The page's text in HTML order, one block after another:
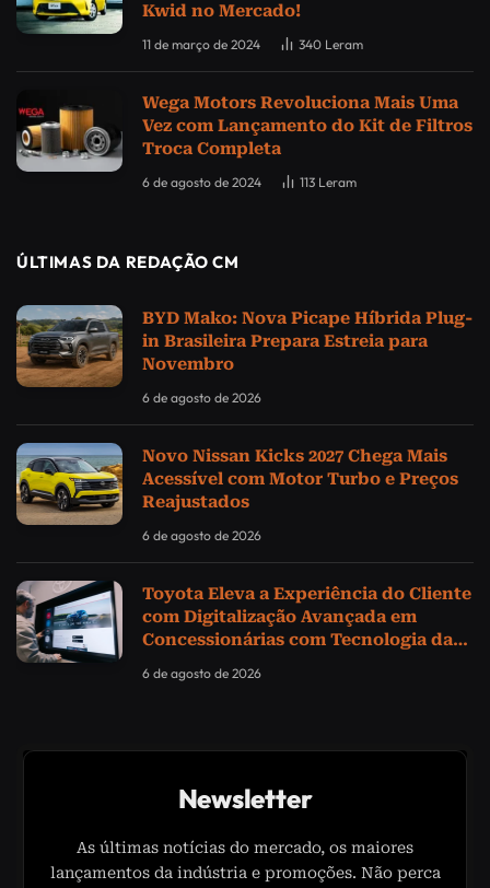
Kwid no Mercado!
11 de março de 2024 340 Leram
Wega Motors Revoluciona Mais Uma
Vez com Lançamento do Kit de Filtros
Troca Completa
6 de agosto de 2024 113 Leram
ÚLTIMAS DA REDAÇÃO CM
BYD Mako: Nova Picape Híbrida Plug-
in Brasileira Prepara Estreia para
Novembro
6 de agosto de 2026
Novo Nissan Kicks 2027 Chega Mais
Acessível com Motor Turbo e Preços
Reajustados
6 de agosto de 2026
Toyota Eleva a Experiência do Cliente
com Digitalização Avançada em
Concessionárias com Tecnologia da
6 de agosto de 2026
Newsletter
As últimas notícias do mercado, os maiores
lançamentos da indústria e promoções. Não perca